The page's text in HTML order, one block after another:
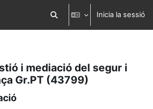
Commuta l'entrada de la cerca
Inicia la sessió
i mediació del segur i
Gr.PT (43799)